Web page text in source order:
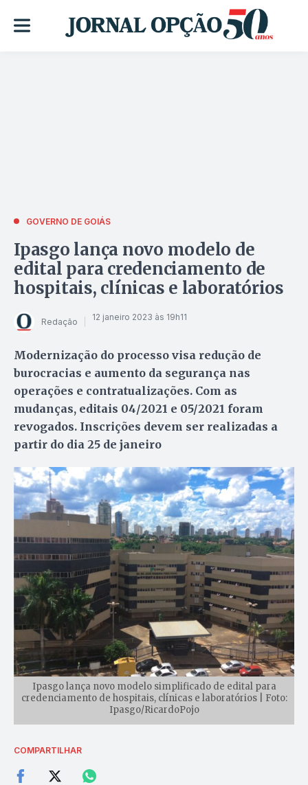
GOVERNO DE GOIÁS
Ipasgo lança novo modelo de
edital para credenciamento de
hospitais, clínicas e laboratórios
Redação 12 janeiro 2023 às 19h11
Modernização do processo visa redução de
burocracias e aumento da segurança nas
operações e contratualizações. Com as
mudanças, editais 04/2021 e 05/2021 foram
revogados. Inscrições devem ser realizadas a
partir do dia 25 de janeiro
Ipasgo lança novo modelo simplificado de edital para
credenciamento de hospitais, clínicas e laboratórios | Foto:
Ipasgo/RicardoPojo
COMPARTILHAR